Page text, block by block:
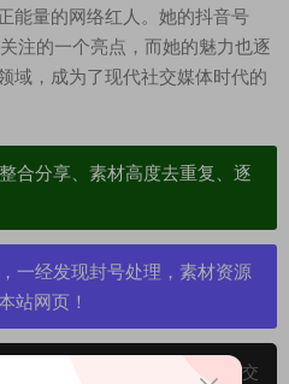
能量的网络红人。她的抖音号
注的一个亮点，而她的魅力也逐
域，成为了现代社交媒体时代的
合分享、素材高度去重复、逐
一经发现封号处理，素材资源
站网页！
分享，若侵犯了您的权限可以提交